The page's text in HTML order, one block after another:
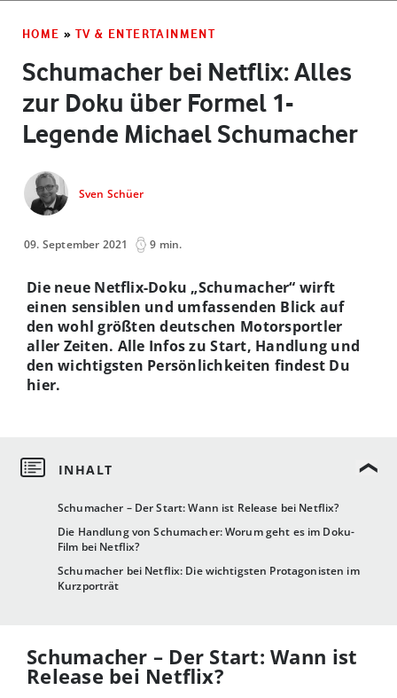
HOME » TV & ENTERTAINMENT
Schumacher bei Netflix: Alles
zur Doku über Formel 1-
Legende Michael Schumacher
Sven Schüer
09. September 2021 9 min.
Schumacher – Der Start: Wann ist Release bei Netflix?
Die Handlung von Schumacher: Worum geht es im Doku-
Film bei Netflix?
Schumacher bei Netflix: Die wichtigsten Protagonisten im
Kurzporträt
Die neue Netflix-Doku „Schumacher“ wirft
einen sensiblen und umfassenden Blick auf
den wohl größten deutschen Motorsportler
aller Zeiten. Alle Infos zu Start, Handlung und
den wichtigsten Persönlichkeiten findest Du
hier.
Schumacher – Der Start: Wann ist
Release bei Netflix?